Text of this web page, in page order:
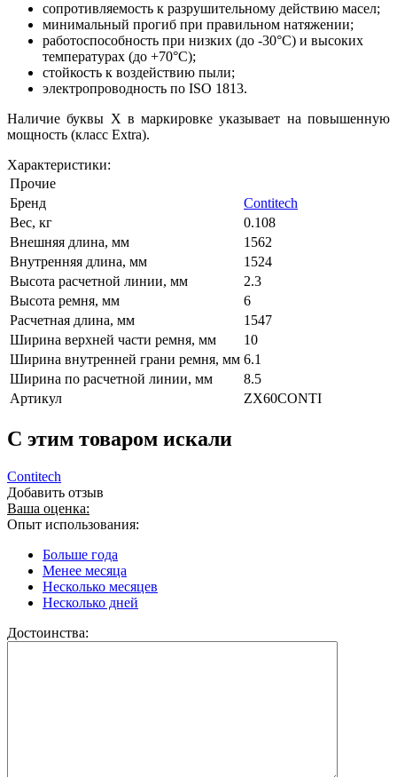
сопротивляемость к разрушительному действию масел;
минимальный прогиб при правильном натяжении;
работоспособность при низких (до -30°С) и высоких
температурах (до +70°С);
стойкость к воздействию пыли;
электропроводность по ISO 1813.
Наличие буквы Х в маркировке указывает на повышенную
мощность (класс Extra).
Характеристики:
Прочие
Бренд
Contitech
Вес, кг
0.108
Внешняя длина, мм
1562
Внутренняя длина, мм
1524
Высота расчетной линии, мм
2.3
Высота ремня, мм
6
Расчетная длина, мм
1547
Ширина верхней части ремня, мм
10
Ширина внутренней грани ремня, мм 6.1
Ширина по расчетной линии, мм
8.5
Артикул
ZX60CONTI
C этим товаром искали
Contitech
Добавить отзыв
Ваша оценка:
Опыт использования:
Больше года
Менее месяца
Несколько месяцев
Несколько дней
Достоинства: